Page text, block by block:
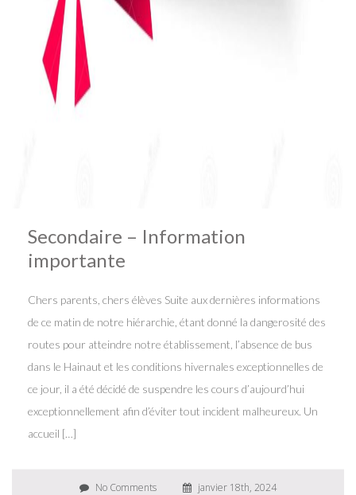
Secondaire – Information
importante
Chers parents, chers élèves Suite aux dernières informations
de ce matin de notre hiérarchie, étant donné la dangerosité des
routes pour atteindre notre établissement, l’absence de bus
dans le Hainaut et les conditions hivernales exceptionnelles de
ce jour, il a été décidé de suspendre les cours d’aujourd’hui
exceptionnellement afin d’éviter tout incident malheureux. Un
accueil […]
No Comments janvier 18th, 2024